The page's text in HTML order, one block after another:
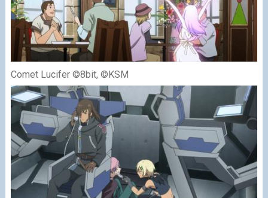
Comet Lucifer ©8bit, ©KSM